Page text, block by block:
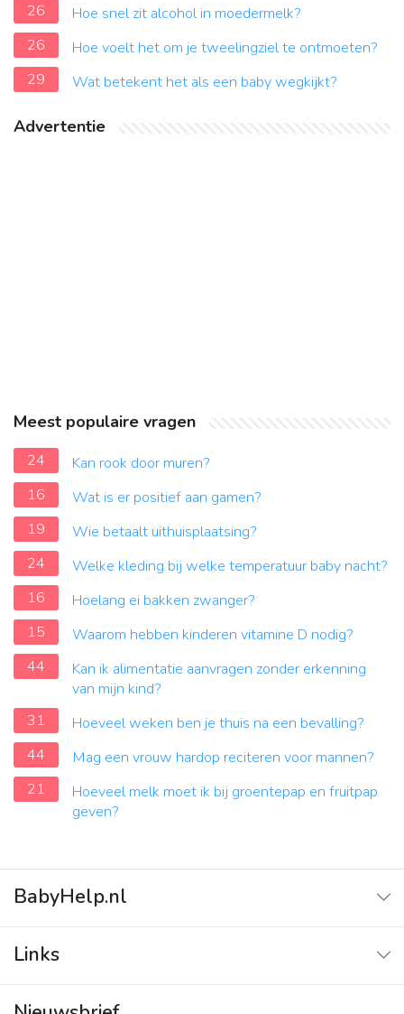
26
Hoe snel zit alcohol in moedermelk?
26
Hoe voelt het om je tweelingziel te ontmoeten?
29
Wat betekent het als een baby wegkijkt?
Advertentie
Meest populaire vragen
24
Kan rook door muren?
16
Wat is er positief aan gamen?
19
Wie betaalt uithuisplaatsing?
24
Welke kleding bij welke temperatuur baby nacht?
16
Hoelang ei bakken zwanger?
15
Waarom hebben kinderen vitamine D nodig?
44
Kan ik alimentatie aanvragen zonder erkenning
van mijn kind?
31
Hoeveel weken ben je thuis na een bevalling?
44
Mag een vrouw hardop reciteren voor mannen?
21
Hoeveel melk moet ik bij groentepap en fruitpap
geven?
BabyHelp.nl
Vraag & Antwoord
Links